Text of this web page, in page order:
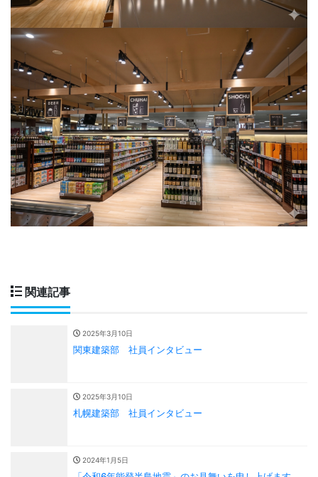
関連記事
2025年3月10日
関東建築部 社員インタビュー
2025年3月10日
札幌建築部 社員インタビュー
2024年1月5日